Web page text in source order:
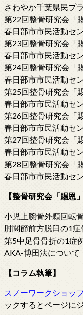
さわやか千葉県民プ
第22回整骨研究会「
春日部市市民活動セ
第23回整骨研究会「
春日部市市民活動セ
第24回整骨研究会「
春日部市市民活動セ
第25回整骨研究会「
春日部市市民活動セ
第26回整骨研究会「
春日部市市民活動セ
第27回整骨研究会「
春日部市市民活動セ
第28回整骨研究会「
春日部市市民活動セ
【整骨研究会「賜恩
小児上腕骨外顆回転
肘関節前方脱臼の1
第5中足骨骨折の1症
AKA-博田法について
【コラム執筆】
スノーワークショッ
ックするとページに